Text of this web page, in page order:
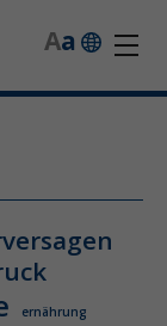
a
A
ernährung